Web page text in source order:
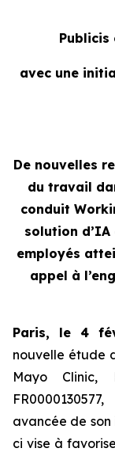
Publicis
avec une
De nouvelles
du travail
conduit
solution d’IA
employés
appel à
Paris, le 4
nouvelle étude
Mayo Clinic,
avancée de
ci vise à